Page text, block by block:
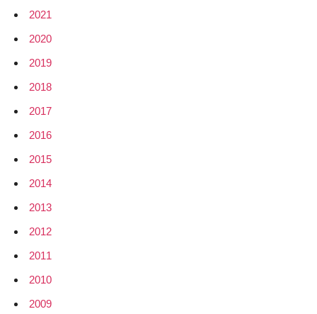
2021
2020
2019
2018
2017
2016
2015
2014
2013
2012
2011
2010
2009